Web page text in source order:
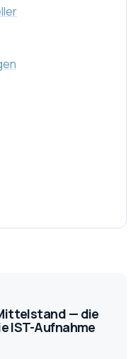
— die
IST-Aufnahme